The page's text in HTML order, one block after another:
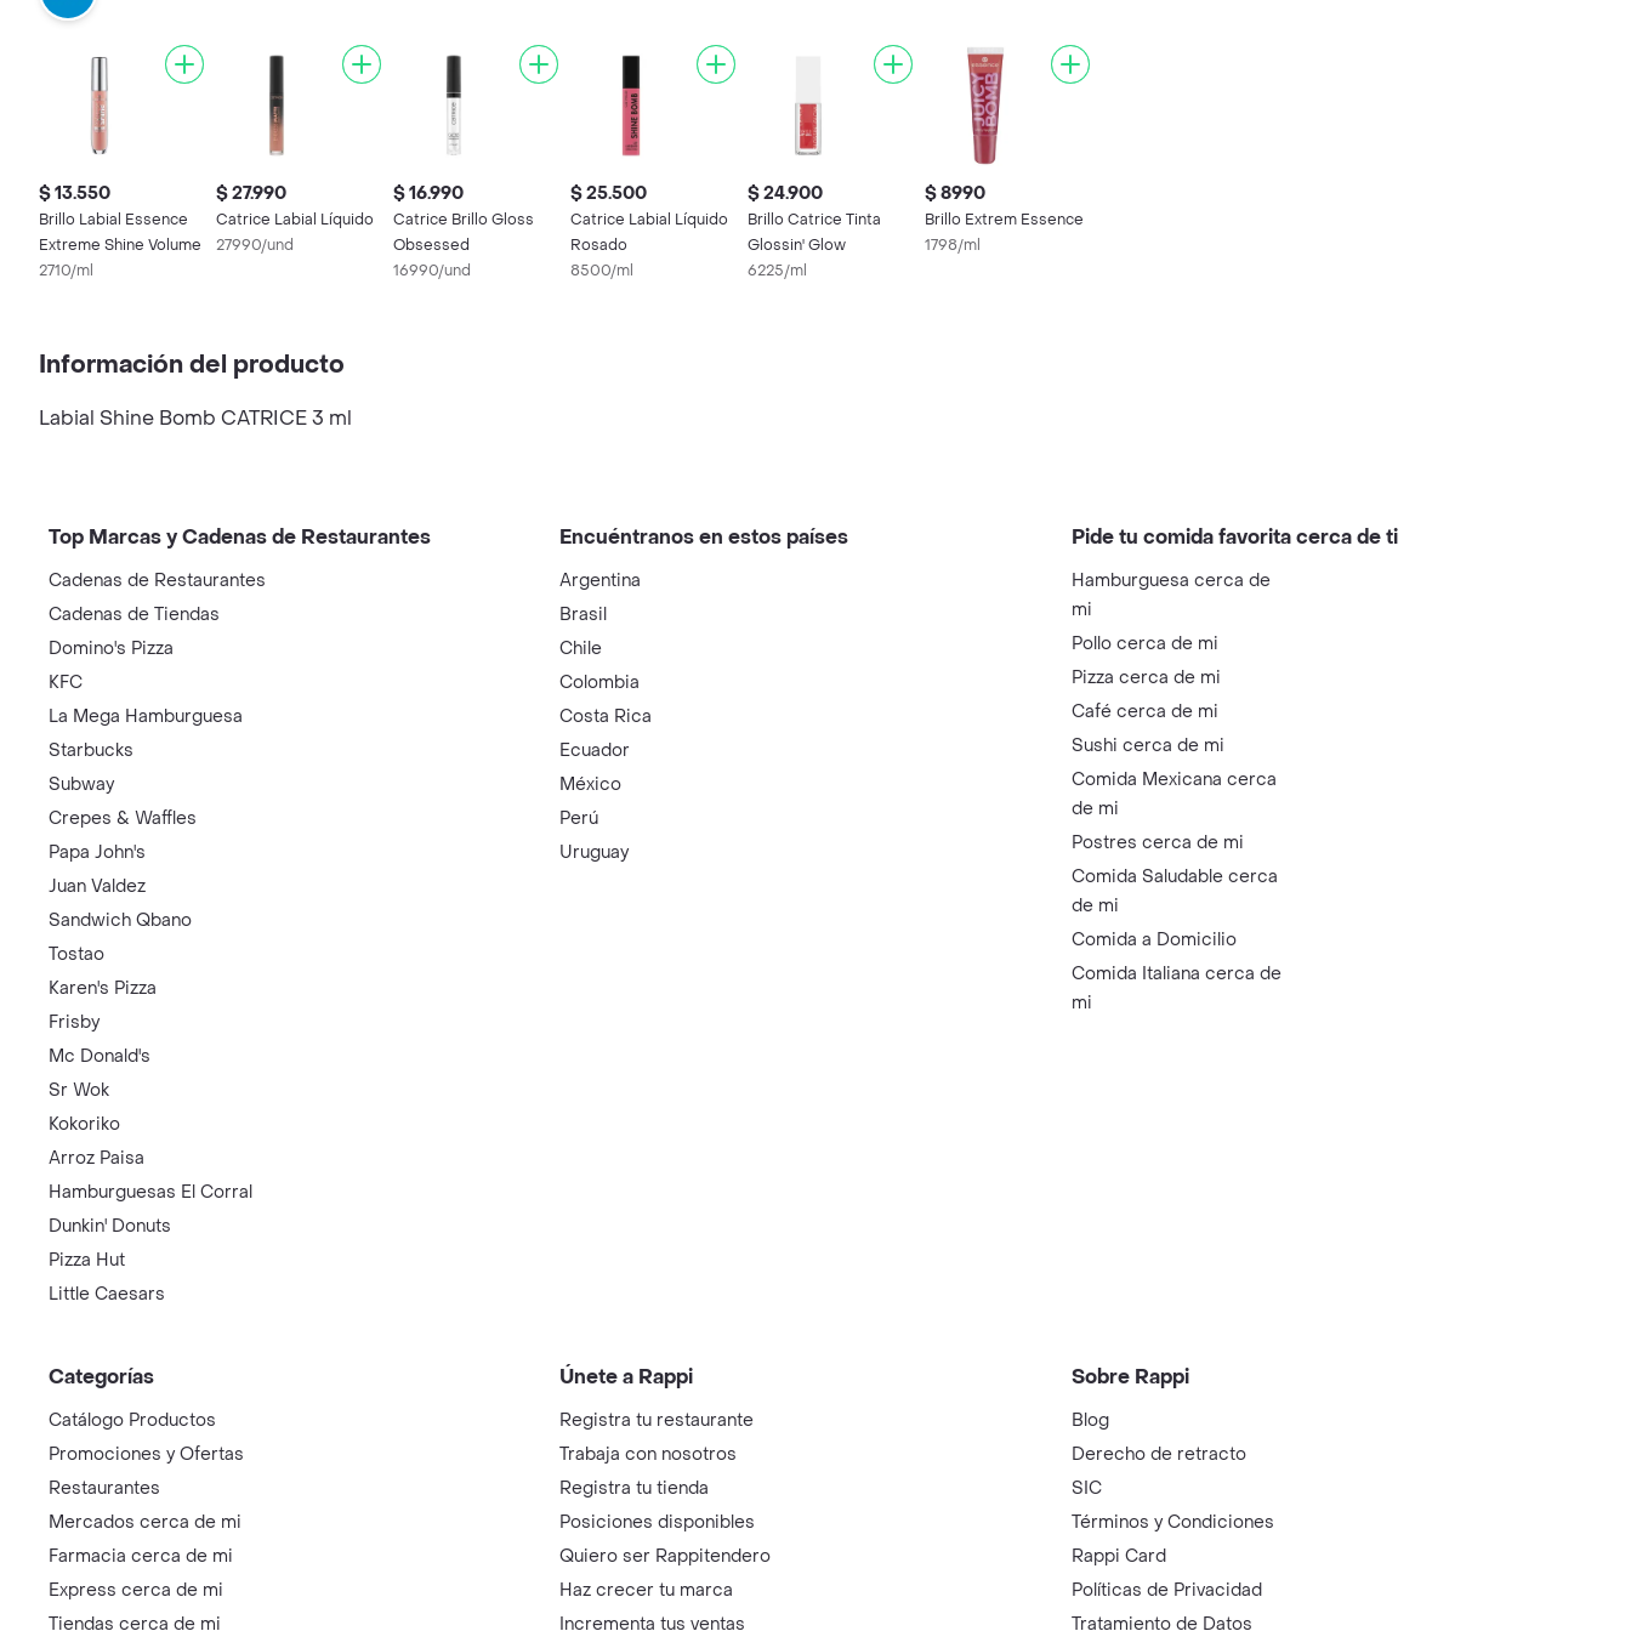
$ 13.550
Brillo Labial Essence
Extreme Shine Volume
2710/ml
$ 27.990
Catrice Labial Líquido
27990/und
$ 16.990
Catrice Brillo Gloss
Obsessed
16990/und
$ 25.500
Catrice Labial Líquido
Rosado
8500/ml
$ 24.900
Brillo Catrice Tinta
Glossin' Glow
6225/ml
$ 8990
Brillo Extrem Essence
1798/ml
Información del producto
Labial Shine Bomb CATRICE 3 ml
Top Marcas y Cadenas de Restaurantes
Cadenas de Restaurantes
Cadenas de Tiendas
Domino's Pizza
KFC
La Mega Hamburguesa
Starbucks
Subway
Crepes & Waffles
Papa John's
Juan Valdez
Sandwich Qbano
Tostao
Karen's Pizza
Frisby
Mc Donald's
Sr Wok
Kokoriko
Arroz Paisa
Hamburguesas El Corral
Dunkin' Donuts
Pizza Hut
Little Caesars
Encuéntranos en estos países
Argentina
Brasil
Chile
Colombia
Costa Rica
Ecuador
México
Perú
Uruguay
Pide tu comida favorita cerca de ti
Hamburguesa cerca de
mi
Pollo cerca de mi
Pizza cerca de mi
Café cerca de mi
Sushi cerca de mi
Comida Mexicana cerca
de mi
Postres cerca de mi
Comida Saludable cerca
de mi
Comida a Domicilio
Comida Italiana cerca de
mi
Categorías
Catálogo Productos
Promociones y Ofertas
Restaurantes
Mercados cerca de mi
Farmacia cerca de mi
Express cerca de mi
Tiendas cerca de mi
Únete a Rappi
Registra tu restaurante
Trabaja con nosotros
Registra tu tienda
Posiciones disponibles
Quiero ser Rappitendero
Haz crecer tu marca
Incrementa tus ventas
Sobre Rappi
Blog
Derecho de retracto
SIC
Términos y Condiciones
Rappi Card
Políticas de Privacidad
Tratamiento de Datos